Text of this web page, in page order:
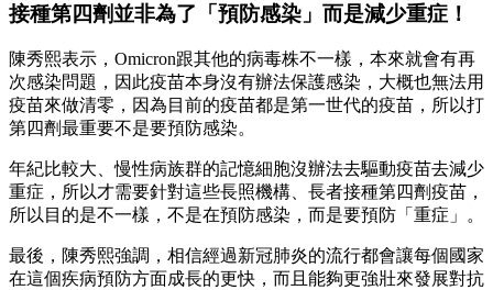
接種第四劑並非為了「預防感染」而是減少重症！
陳秀熙表示，Omicron跟其他的病毒株不一樣，本來就會有再
次感染問題，因此疫苗本身沒有辦法保護感染，大概也無法用
疫苗來做清零，因為目前的疫苗都是第一世代的疫苗，所以打
第四劑最重要不是要預防感染。
年紀比較大、慢性病族群的記憶細胞沒辦法去驅動疫苗去減少
重症，所以才需要針對這些長照機構、長者接種第四劑疫苗，
所以目的是不一樣，不是在預防感染，而是要預防「重症」。
最後，陳秀熙強調，相信經過新冠肺炎的流行都會讓每個國家
在這個疾病預防方面成長的更快，而且能夠更強壯來發展對抗